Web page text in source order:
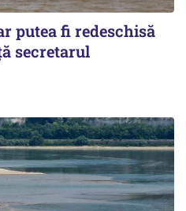
putea fi redeschisă
secretarul